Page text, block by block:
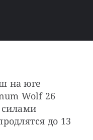
на юге
Wolf 26
до 13